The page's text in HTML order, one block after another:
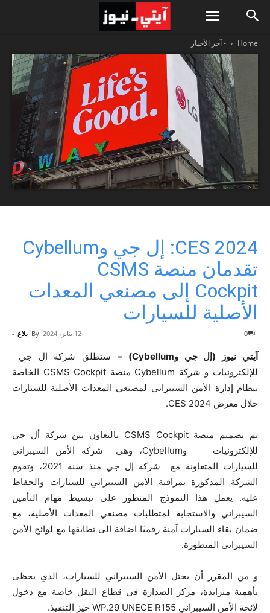
Home - آخر الأخبار
CES 2024: إل جي وCybellum
تقدمان منصة CSMS
Cockpit إلى مصنعي المعدات
الأصلية للسيارات
By بلاغ - 12 يناير، 2024 0
آيتي نيوز (إل جي وCybellum) –
ستطلق شركة إل جي
للإلكترونيات و شركة Cybellum منصة CSMS Cockpit الخاصة
بنظام إدارة الأمن السيبراني لمصنعي المعدات الأصلية للسيارات
خلال معرض CES 2024.
تم تصميم منصة CSMS Cockpit بالتعاون بين شركة أل جي
للإلكترونيات وCybellum، وهي شركة الأمن السيبراني
للسيارات المتعاونة مع شركة إل جي منذ سنة 2021، وتقوم
الشركة المذكورة بمراقبة الأمن السيبراني للسيارات والحفاظ
عليه. يعمل هذا النموذج المتطور على تبسيط مهام التأمين
السيبراني والاستجابة لمتطلبات مصنعي المعدات الأصلية، مع
ضمان بقاء السيارات آمنة رقميًا اضافة الى تطابقها مع لوائح الأمن
السيبراني المتطورة.
و من المقرر أن يحتل الأمن السيبراني للسيارات، الذي يحظى
بأهمية متزايدة، مركز الصدارة في قطاع النقل خاصة مع دخول
لائحة الأمن السيبراني WP.29 UNECE R155 حيز التنفيذ.